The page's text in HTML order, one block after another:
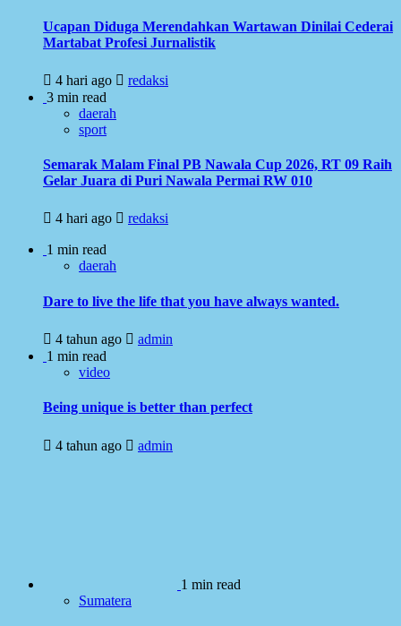
Ucapan Diduga Merendahkan Wartawan Dinilai Cederai
Martabat Profesi Jurnalistik
4 hari ago
redaksi
3 min read
daerah
sport
Semarak Malam Final PB Nawala Cup 2026, RT 09 Raih
Gelar Juara di Puri Nawala Permai RW 010
4 hari ago redaksi
1 min read
daerah
Dare to live the life that you have always wanted.
4 tahun ago
admin
1 min read
video
Being unique is better than perfect
4 tahun ago admin
1 min read
Sumatera